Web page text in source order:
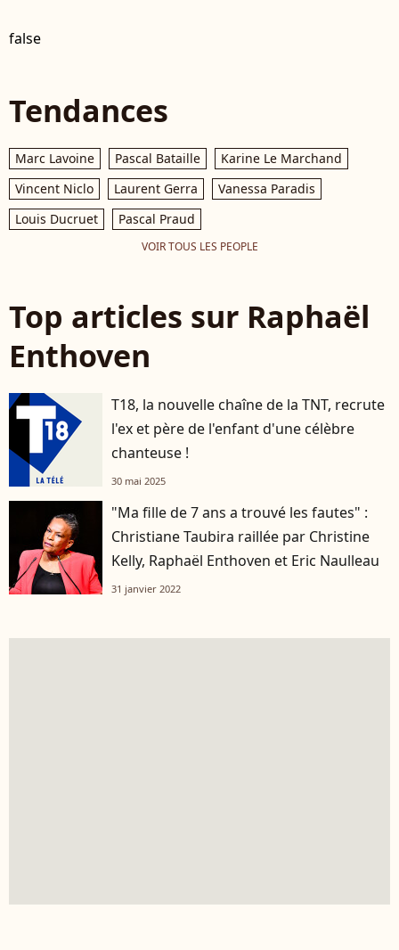
false
Tendances
Marc Lavoine Pascal Bataille
Karine Le Marchand
Vincent Niclo
Laurent Gerra
Vanessa Paradis
Louis Ducruet
Pascal Praud
VOIR TOUS LES PEOPLE
Top articles sur Raphaël
Enthoven
T18, la nouvelle chaîne de la TNT, recrute
l'ex et père de l'enfant d'une célèbre
chanteuse !
30 mai 2025
"Ma fille de 7 ans a trouvé les fautes" :
Christiane Taubira raillée par Christine
Kelly, Raphaël Enthoven et Eric Naulleau
31 janvier 2022